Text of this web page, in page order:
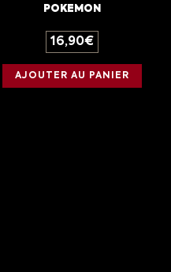
POKEMON
16,90€
AJOUTER AU PANIER